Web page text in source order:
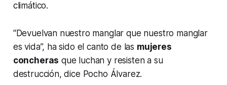
climático.
“Devuelvan nuestro manglar que nuestro manglar
es vida”, ha sido el canto de las mujeres
concheras que luchan y resisten a su
destrucción, dice Pocho Álvarez.